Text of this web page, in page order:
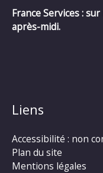
France Services :
après-midi.
Liens
Accessibilité : non
Plan du site
Mentions légales